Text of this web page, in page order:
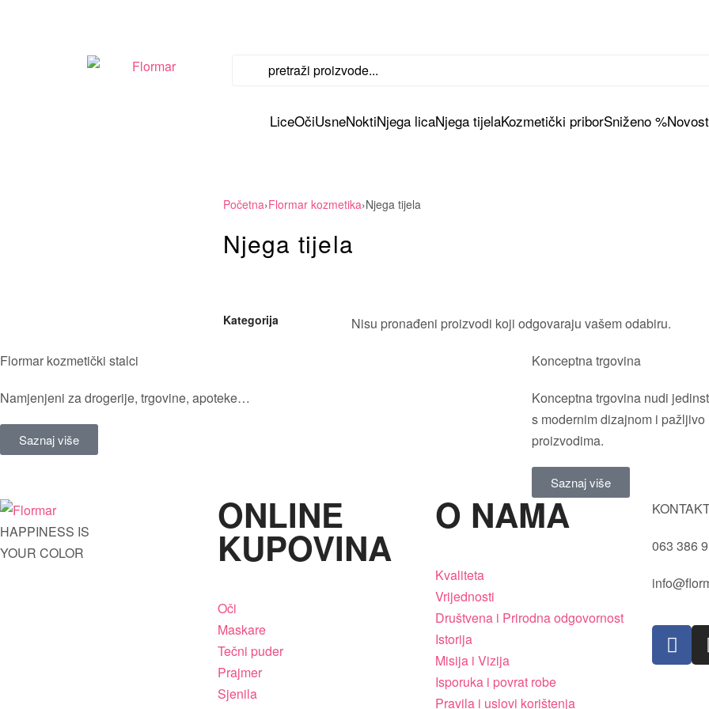
LiceOčiUsneNoktiNjega licaNjega tijelaKozmetički priborSniženo %
Početna›Flormar kozmetika›Njega tijela
Njega tijela
Kategorija Nisu pronađeni proizvodi koji odgovaraju vašem odabiru.
Flormar kozmetički stalci
Namjenjeni za drogerije, trgovine, apoteke…
Saznaj više
Konceptna trgovina
Konceptna trgovina nudi
s modernim dizajnom i
proizvodima.
Saznaj više
HAPPINESS IS
YOUR COLOR
ONLINE
KUPOVINA
Oči
Maskare
Tečni puder
Prajmer
Sjenila
O NAMA
Kvaliteta
Vrijednosti
Društvena i Prirodna odgovornost
Istorija
Misija i Vizija
Isporuka i povrat robe
Pravila i uslovi korištenja
063 386